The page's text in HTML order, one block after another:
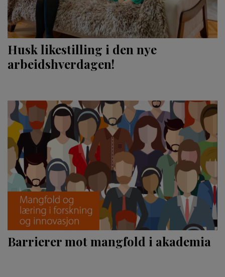
Husk likestilling i den nye
arbeidshverdagen!
Barrierer mot mangfold i akademia